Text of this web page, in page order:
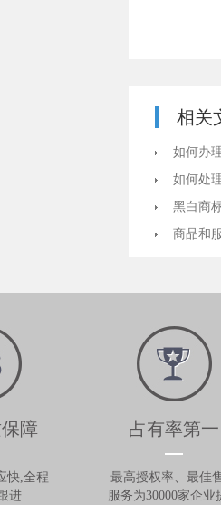
相关
如何办
如何处
黑白商
商品和
障
快,全程
进
占有率第一
最高授权率、最佳
服务为30000家企业